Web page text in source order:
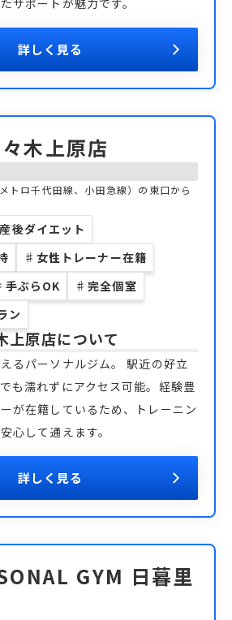
サポートが魅力です。
詳しく見る
木上原店
トロ千代田線、小田急線）の東口から
産後ダイエット
♯ 女性トレーナー在籍
手ぶらOK ♯ 完全個室
ン
上原店について
るパーソナルジム。 駅近の好立
も濡れずにアクセス可能。経験豊
が在籍しているため、トレーニン
心して通えます。
詳しく見る
GYM 日暮里